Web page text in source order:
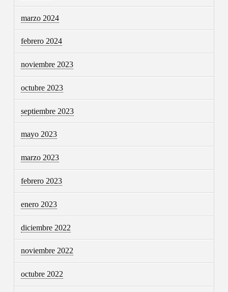
marzo 2024
febrero 2024
noviembre 2023
octubre 2023
septiembre 2023
mayo 2023
marzo 2023
febrero 2023
enero 2023
diciembre 2022
noviembre 2022
octubre 2022